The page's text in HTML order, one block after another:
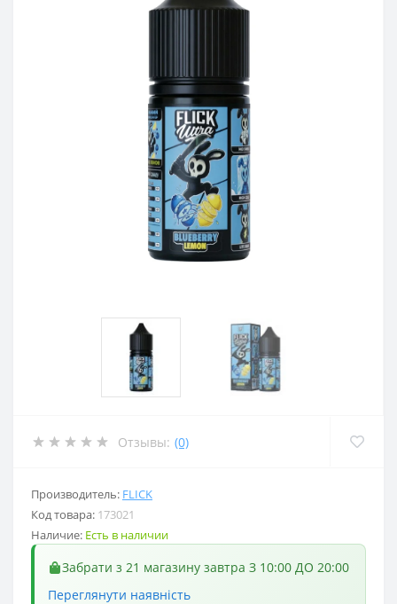
Отзывы: (0)
Производитель: FLICK
Код товара: 173021
Наличие: Есть в наличии
Забрати з 21 магазину завтра З 10:00 ДО 20:00
Переглянути наявність